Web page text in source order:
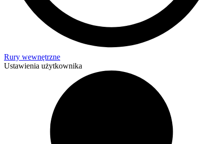
Rury wewnętrzne
Ustawienia użytkownika